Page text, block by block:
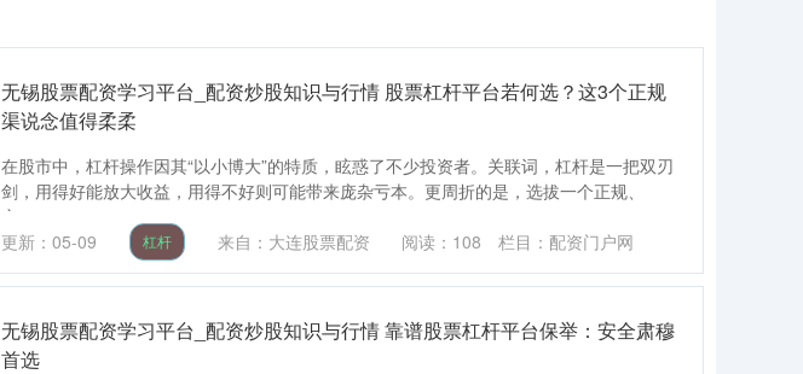
无锡股票配资学习平台_配资炒股知识与行情 股票杠杆平台若何选？这3个正规
渠说念值得柔柔
在股市中，杠杆操作因其“以小博大”的特质，眩惑了不少投资者。关联词，杠杆是一把双刃
剑，用得好能放大收益，用得不好则可能带来庞杂亏本。更周折的是，选拔一个正规、
安....
更新：05-09
杠杆 来自：大连股票配资 阅读： 108 栏目：配资门户网
无锡股票配资学习平台_配资炒股知识与行情 靠谱股票杠杆平台保举：安全肃穆
首选